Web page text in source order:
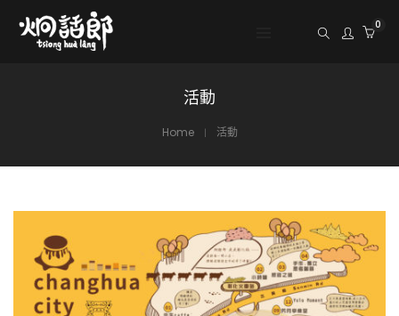
0
活動
Home 活動